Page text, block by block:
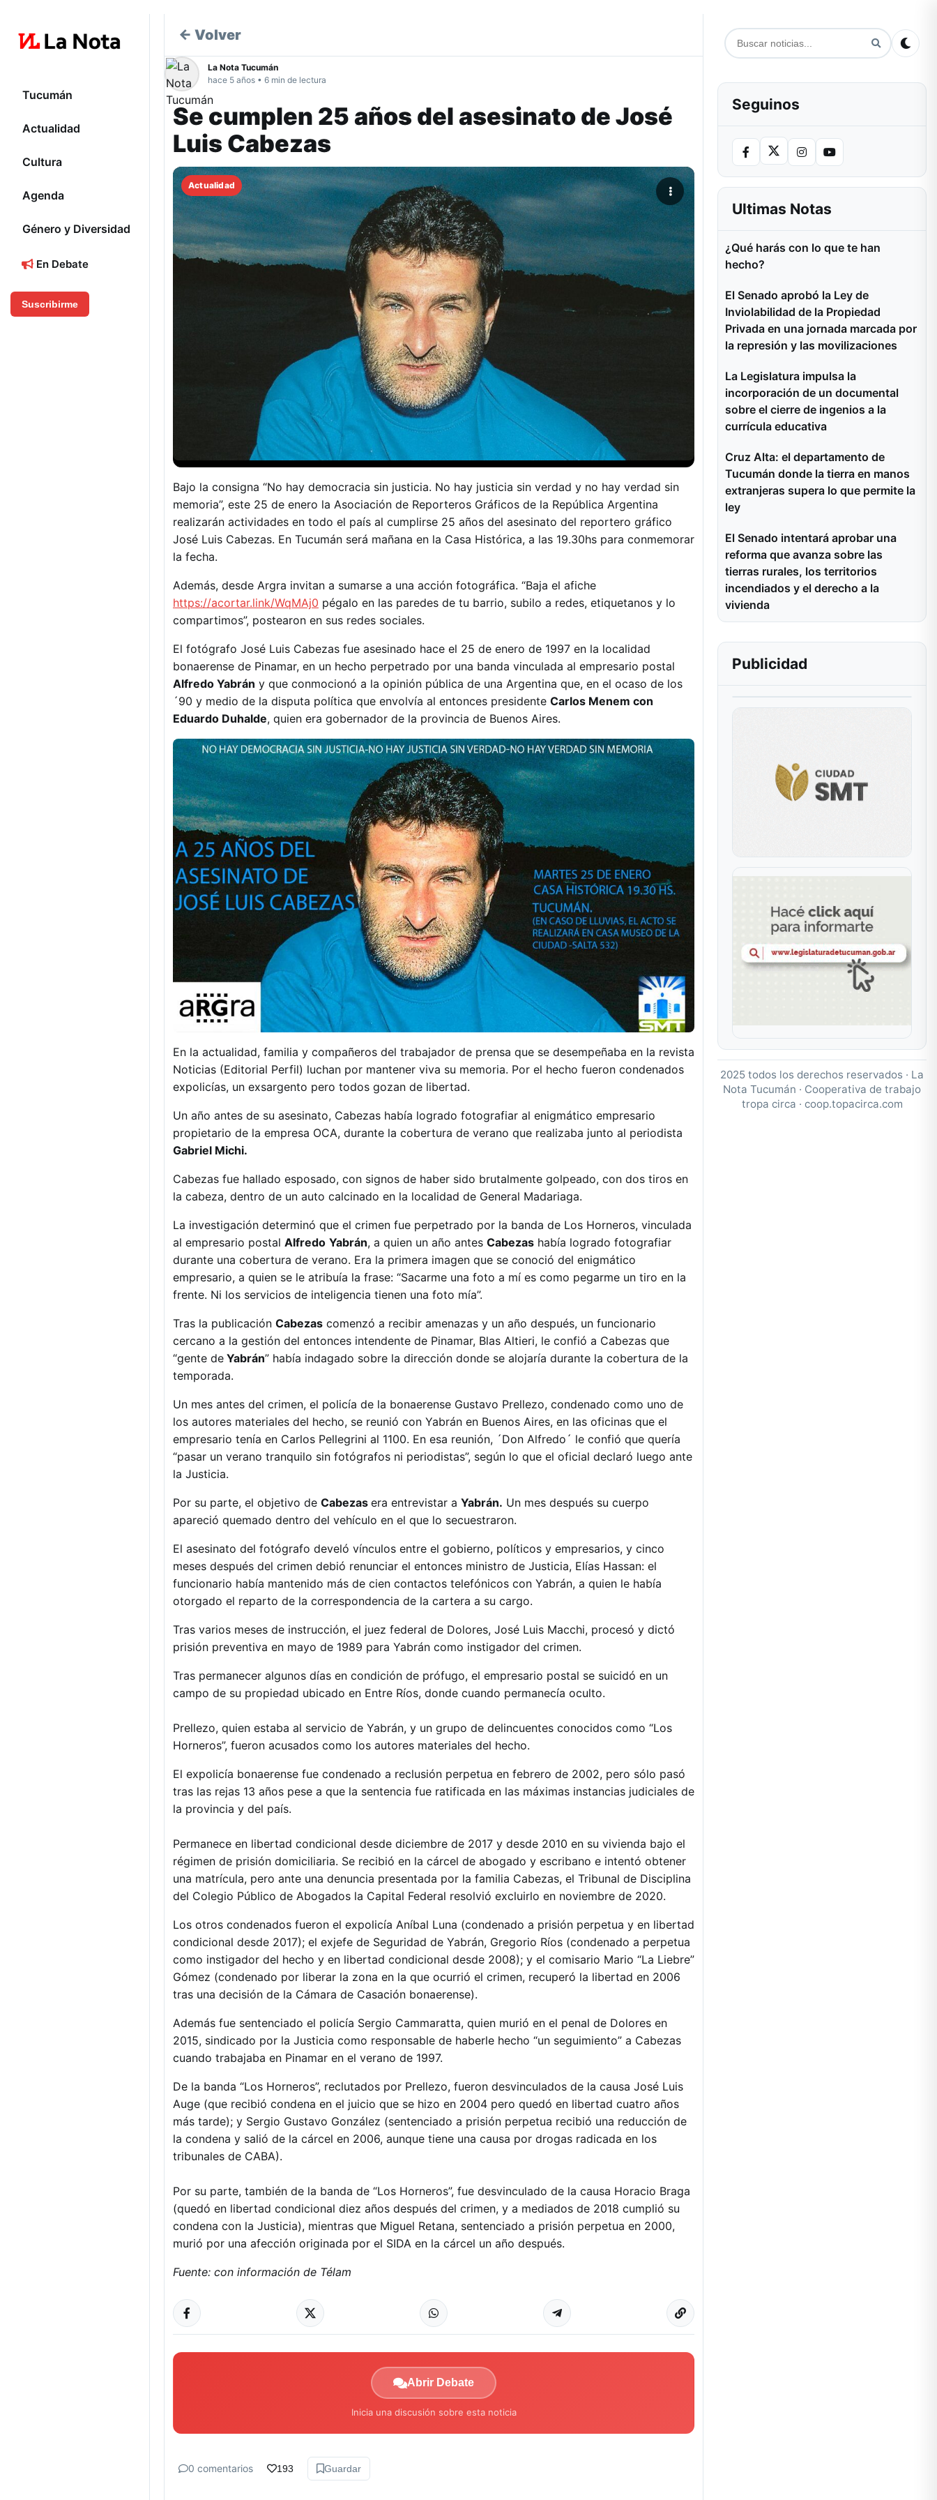
Tucumán
Actualidad
Cultura
Agenda
Género y Diversidad
En Debate
Suscribirme
← Volver
La Nota Tucumán
hace 5 años • 6 min de lectura
Se cumplen 25 años del asesinato de José
Luis Cabezas
Actualidad
Bajo la consigna “No hay democracia sin justicia. No hay justicia sin verdad y no hay verdad sin
memoria”, este 25 de enero la Asociación de Reporteros Gráficos de la República Argentina
realizarán actividades en todo el país al cumplirse 25 años del asesinato del reportero gráfico
José Luis Cabezas. En Tucumán será mañana en la Casa Histórica, a las 19.30hs para conmemorar
la fecha.
Además, desde Argra invitan a sumarse a una acción fotográfica. “Baja el afiche
https://acortar.link/WqMAj0 pégalo en las paredes de tu barrio, subilo a redes, etiquetanos y lo
compartimos”, postearon en sus redes sociales.
El fotógrafo José Luis Cabezas fue asesinado hace el 25 de enero de 1997 en la localidad
bonaerense de Pinamar, en un hecho perpetrado por una banda vinculada al empresario postal
Alfredo Yabrán y que conmocionó a la opinión pública de una Argentina que, en el ocaso de los
´90 y medio de la disputa política que envolvía al entonces presidente Carlos Menem con
Eduardo Duhalde, quien era gobernador de la provincia de Buenos Aires.
En la actualidad, familia y compañeros del trabajador de prensa que se desempeñaba en la revista
Noticias (Editorial Perfil) luchan por mantener viva su memoria. Por el hecho fueron condenados
expolicías, un exsargento pero todos gozan de libertad.
Un año antes de su asesinato, Cabezas había logrado fotografiar al enigmático empresario
propietario de la empresa OCA, durante la cobertura de verano que realizaba junto al periodista
Gabriel Michi.
Cabezas fue hallado esposado, con signos de haber sido brutalmente golpeado, con dos tiros en
la cabeza, dentro de un auto calcinado en la localidad de General Madariaga.
La investigación determinó que el crimen fue perpetrado por la banda de Los Horneros, vinculada
al empresario postal Alfredo Yabrán, a quien un año antes Cabezas había logrado fotografiar
durante una cobertura de verano. Era la primera imagen que se conoció del enigmático
empresario, a quien se le atribuía la frase: “Sacarme una foto a mí es como pegarme un tiro en la
frente. Ni los servicios de inteligencia tienen una foto mía”.
Tras la publicación Cabezas comenzó a recibir amenazas y un año después, un funcionario
cercano a la gestión del entonces intendente de Pinamar, Blas Altieri, le confió a Cabezas que
“gente de Yabrán” había indagado sobre la dirección donde se alojaría durante la cobertura de la
temporada.
Un mes antes del crimen, el policía de la bonaerense Gustavo Prellezo, condenado como uno de
los autores materiales del hecho, se reunió con Yabrán en Buenos Aires, en las oficinas que el
empresario tenía en Carlos Pellegrini al 1100. En esa reunión, ´Don Alfredo´ le confió que quería
“pasar un verano tranquilo sin fotógrafos ni periodistas”, según lo que el oficial declaró luego ante
la Justicia.
Por su parte, el objetivo de Cabezas era entrevistar a Yabrán. Un mes después su cuerpo
apareció quemado dentro del vehículo en el que lo secuestraron.
El asesinato del fotógrafo develó vínculos entre el gobierno, políticos y empresarios, y cinco
meses después del crimen debió renunciar el entonces ministro de Justicia, Elías Hassan: el
funcionario había mantenido más de cien contactos telefónicos con Yabrán, a quien le había
otorgado el reparto de la correspondencia de la cartera a su cargo.
Tras varios meses de instrucción, el juez federal de Dolores, José Luis Macchi, procesó y dictó
prisión preventiva en mayo de 1989 para Yabrán como instigador del crimen.
Tras permanecer algunos días en condición de prófugo, el empresario postal se suicidó en un
campo de su propiedad ubicado en Entre Ríos, donde cuando permanecía oculto.
Prellezo, quien estaba al servicio de Yabrán, y un grupo de delincuentes conocidos como “Los
Horneros”, fueron acusados como los autores materiales del hecho.
El expolicía bonaerense fue condenado a reclusión perpetua en febrero de 2002, pero sólo pasó
tras las rejas 13 años pese a que la sentencia fue ratificada en las máximas instancias judiciales de
la provincia y del país.
Permanece en libertad condicional desde diciembre de 2017 y desde 2010 en su vivienda bajo el
régimen de prisión domiciliaria. Se recibió en la cárcel de abogado y escribano e intentó obtener
una matrícula, pero ante una denuncia presentada por la familia Cabezas, el Tribunal de Disciplina
del Colegio Público de Abogados la Capital Federal resolvió excluirlo en noviembre de 2020.
Los otros condenados fueron el expolicía Aníbal Luna (condenado a prisión perpetua y en libertad
condicional desde 2017); el exjefe de Seguridad de Yabrán, Gregorio Ríos (condenado a perpetua
como instigador del hecho y en libertad condicional desde 2008); y el comisario Mario “La Liebre”
Gómez (condenado por liberar la zona en la que ocurrió el crimen, recuperó la libertad en 2006
tras una decisión de la Cámara de Casación bonaerense).
Además fue sentenciado el policía Sergio Cammaratta, quien murió en el penal de Dolores en
2015, sindicado por la Justicia como responsable de haberle hecho “un seguimiento” a Cabezas
cuando trabajaba en Pinamar en el verano de 1997.
De la banda “Los Horneros”, reclutados por Prellezo, fueron desvinculados de la causa José Luis
Auge (que recibió condena en el juicio que se hizo en 2004 pero quedó en libertad cuatro años
más tarde); y Sergio Gustavo González (sentenciado a prisión perpetua recibió una reducción de
la condena y salió de la cárcel en 2006, aunque tiene una causa por drogas radicada en los
tribunales de CABA).
Por su parte, también de la banda de “Los Horneros”, fue desvinculado de la causa Horacio Braga
(quedó en libertad condicional diez años después del crimen, y a mediados de 2018 cumplió su
condena con la Justicia), mientras que Miguel Retana, sentenciado a prisión perpetua en 2000,
murió por una afección originada por el SIDA en la cárcel un año después.
Fuente: con información de Télam
Abrir Debate
Inicia una discusión sobre esta noticia
0 comentarios 193 Guardar
Seguinos
Ultimas Notas
¿Qué harás con lo que te han
hecho?
El Senado aprobó la Ley de
Inviolabilidad de la Propiedad
Privada en una jornada marcada por
la represión y las movilizaciones
La Legislatura impulsa la
incorporación de un documental
sobre el cierre de ingenios a la
currícula educativa
Cruz Alta: el departamento de
Tucumán donde la tierra en manos
extranjeras supera lo que permite la
ley
El Senado intentará aprobar una
reforma que avanza sobre las
tierras rurales, los territorios
incendiados y el derecho a la
vivienda
Publicidad
2025 todos los derechos reservados · La
Nota Tucumán · Cooperativa de trabajo
tropa circa · coop.topacirca.com